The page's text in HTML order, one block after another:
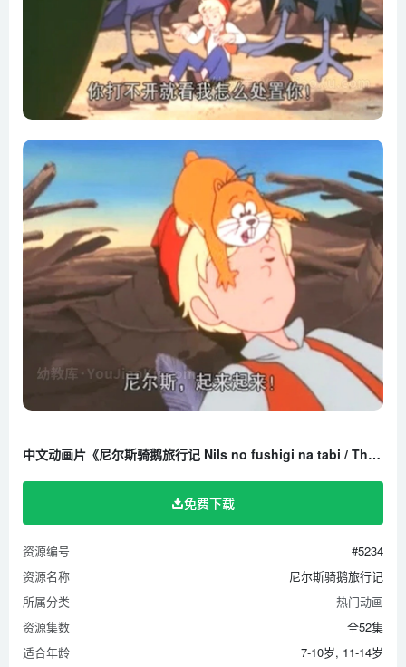
中文动画片《尼尔斯骑鹅旅行记 Nils no fushigi na tabi / The Wonderful Adventures of Nils》全52集 国语版 高清/MP4/3.73G 百度云网盘下载
免费下载
资源编号
#5234
资源名称
尼尔斯骑鹅旅行记
所属分类
热门动画
资源集数
全52集
适合年龄
7-10岁, 11-14岁